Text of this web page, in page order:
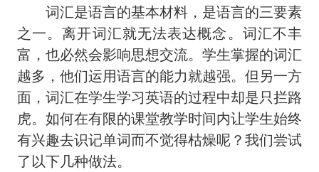
词汇是语言的基本材料，是语言的三要素
之一。离开词汇就无法表达概念。词汇不丰
富，也必然会影响思想交流。学生掌握的词汇
越多，他们运用语言的能力就越强。但另一方
面，词汇在学生学习英语的过程中却是只拦路
虎。如何在有限的课堂教学时间内让学生始终
有兴趣去识记单词而不觉得枯燥呢？我们尝试
了以下几种做法。